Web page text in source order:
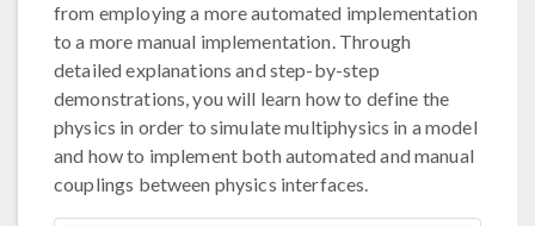
from employing a more automated implementation
to a more manual implementation. Through
detailed explanations and step-by-step
demonstrations, you will learn how to define the
physics in order to simulate multiphysics in a model
and how to implement both automated and manual
couplings between physics interfaces.